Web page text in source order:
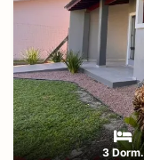
3 Dorm.